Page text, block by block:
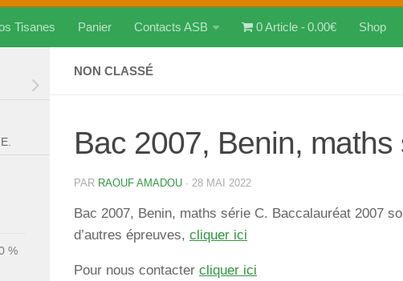
Tisanes Panier Contacts ASB 0 Article 0.00€ Shop
NON CLASSÉ
Bac 2007, Benin, maths
PAR RAOUF AMADOU · 28 MAI 2022
Bac 2007, Benin, maths série C. Baccalauréat 2007
d’autres épreuves, cliquer ici
Pour nous contacter cliquer ici
%